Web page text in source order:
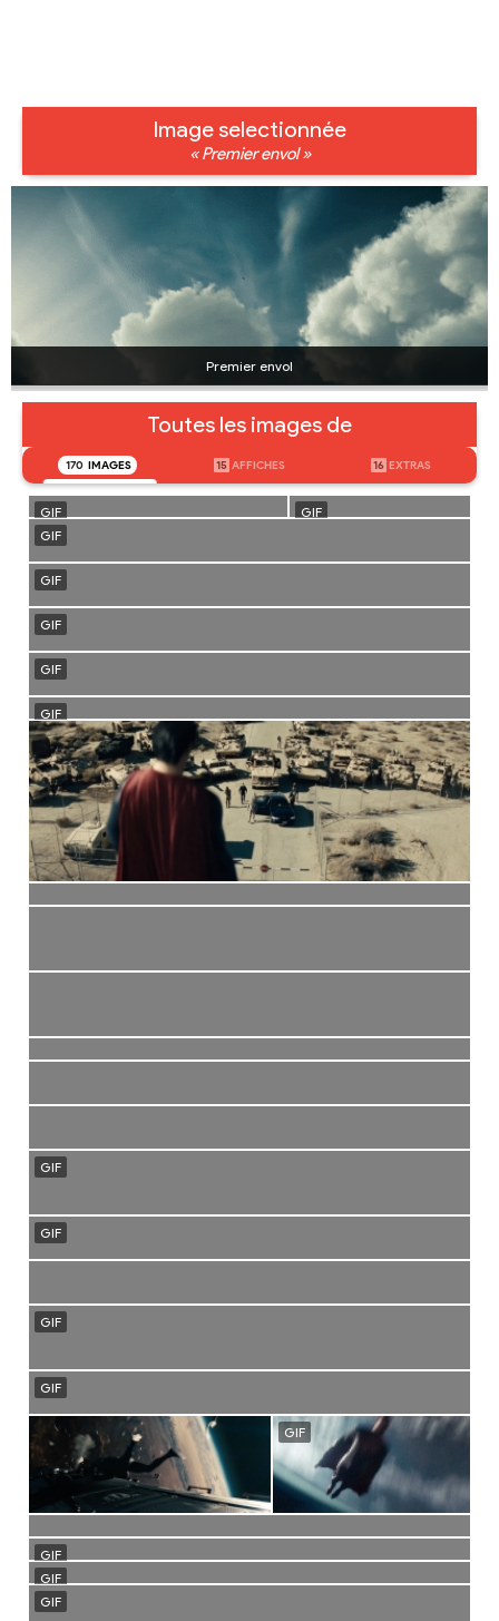
Image selectionnée
« Premier envol »
Premier envol
Toutes les images de
170 IMAGES 15 AFFICHES 16 EXTRAS